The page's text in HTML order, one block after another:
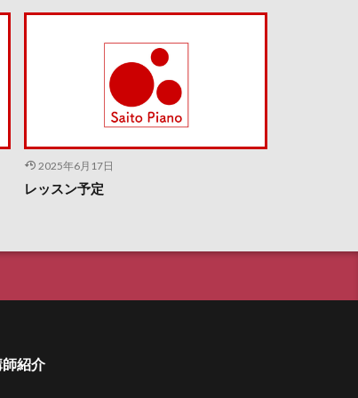
2025年6月17日
レッスン予定
紹介